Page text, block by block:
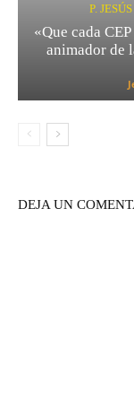
P.
«Que cada
animador de
DEJA UN